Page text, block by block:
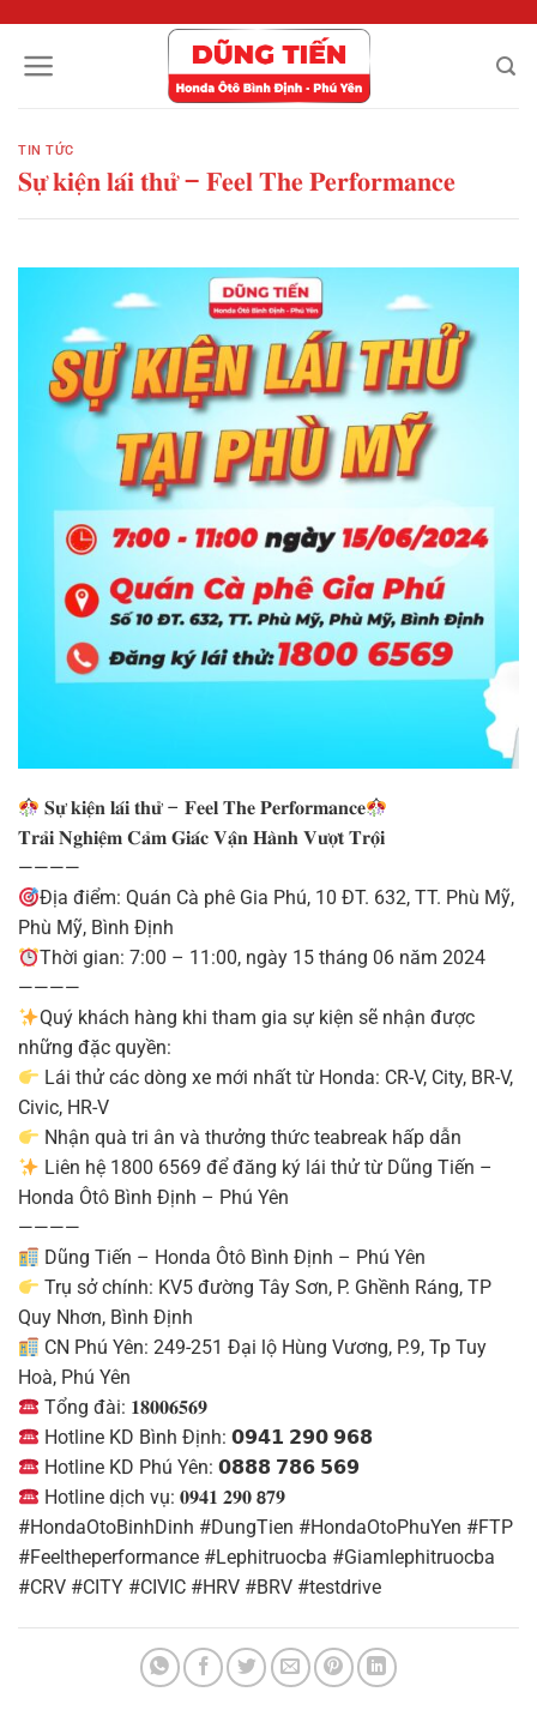
nội
TIN TỨC
𝐒𝐮̛̣ 𝐤𝐢𝐞̣̂𝐧 𝐥𝐚́𝐢 𝐭𝐡𝐮̛̉ – 𝐅𝐞𝐞𝐥 𝐓𝐡𝐞 𝐏𝐞𝐫𝐟𝐨𝐫𝐦𝐚𝐧𝐜𝐞
𝐒𝐮̛̣ 𝐤𝐢𝐞̣̂𝐧 𝐥𝐚́𝐢 𝐭𝐡𝐮̛̉ – 𝐅𝐞𝐞𝐥 𝐓𝐡𝐞 𝐏𝐞𝐫𝐟𝐨𝐫𝐦𝐚𝐧𝐜𝐞
𝐓𝐫𝐚̉𝐢 𝐍𝐠𝐡𝐢𝐞̣̂𝐦 𝐂𝐚̉𝐦 𝐆𝐢𝐚́𝐜 𝐕𝐚̣̂𝐧 𝐇𝐚̀𝐧𝐡 𝐕𝐮̛𝐨̛̣𝐭 𝐓𝐫𝐨̣̂𝐢
————
Địa điểm: Quán Cà phê Gia Phú, 10 ĐT. 632, TT. Phù Mỹ,
Phù Mỹ, Bình Định
Thời gian: 7:00 – 11:00, ngày 15 tháng 06 năm 2024
————
Quý khách hàng khi tham gia sự kiện sẽ nhận được
những đặc quyền:
Lái thử các dòng xe mới nhất từ Honda: CR-V, City, BR-V,
Civic, HR-V
Nhận quà tri ân và thưởng thức teabreak hấp dẫn
Liên hệ 1800 6569 để đăng ký lái thử từ Dũng Tiến –
Honda Ôtô Bình Định – Phú Yên
————
Dũng Tiến – Honda Ôtô Bình Định – Phú Yên
Trụ sở chính: KV5 đường Tây Sơn, P. Ghềnh Ráng, TP
Quy Nhơn, Bình Định
CN Phú Yên: 249-251 Đại lộ Hùng Vương, P.9, Tp Tuy
Hoà, Phú Yên
Tổng đài: 𝟏𝟖𝟎𝟎𝟔𝟓𝟔𝟗
Hotline KD Bình Định: 𝟬𝟵𝟰𝟭 𝟮𝟵𝟬 𝟵𝟲𝟴
Hotline KD Phú Yên: 𝟬𝟴𝟴𝟴 𝟳𝟴𝟲 𝟱𝟲𝟵
Hotline dịch vụ: 𝟎𝟗𝟒𝟏 𝟐𝟗𝟎 𝟴𝟕𝟗
#HondaOtoBinhDinh #DungTien #HondaOtoPhuYen #FTP
#Feeltheperformance #Lephitruocba #Giamlephitruocba
#CRV #CITY #CIVIC #HRV #BRV #testdrive